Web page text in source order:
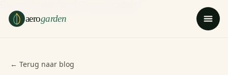
aerogarden
← Terug naar blog